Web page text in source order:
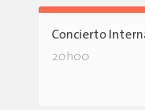
Concierto
20h00